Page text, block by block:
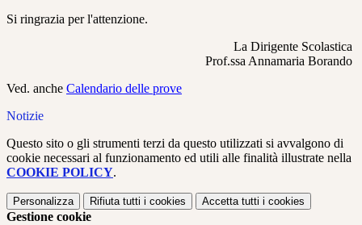
Si ringrazia per l'attenzione.
La Dirigente Scolastica
Prof.ssa Annamaria Borando
Ved. anche Calendario delle prove
Notizie
Questo sito o gli strumenti terzi da questo utilizzati si avvalgono di
cookie necessari al funzionamento ed utili alle finalità illustrate nella
COOKIE POLICY.
Personalizza Rifiuta tutti i cookies Accetta tutti i cookies
Gestione cookie